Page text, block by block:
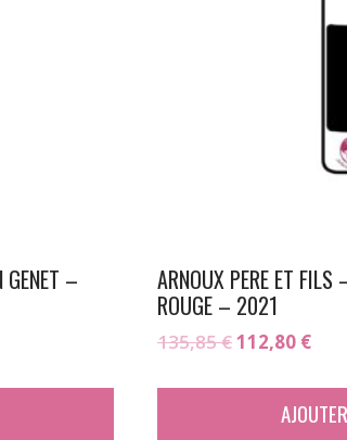
GENET –
ARNOUX PERE ET
ROUGE – 2021
135,85€Le
était :
112,80 €Le
est :